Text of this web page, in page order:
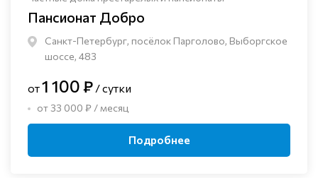
Пансионат Добро
Санкт-Петербург, посёлок Парголово, Выборгское
шоссе, 483
от1 100 ₽ / сутки
от 33 000 ₽ / месяц
Подробнее